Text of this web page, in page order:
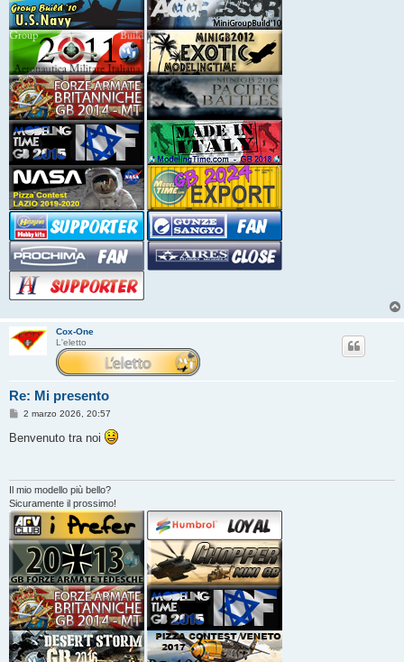
Cox-One
L'eletto
Re: Mi presento
M
s
s
i
2 marzo 2026, 20:57
Benvenuto tra noi
Il mio modello più bello?
Sicuramente il prossimo!